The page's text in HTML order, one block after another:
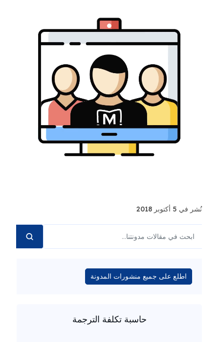
نُشر في 5 أكتوبر 2018
اطلع على جميع منشورات المدونة
حاسبة تكلفة الترجمة